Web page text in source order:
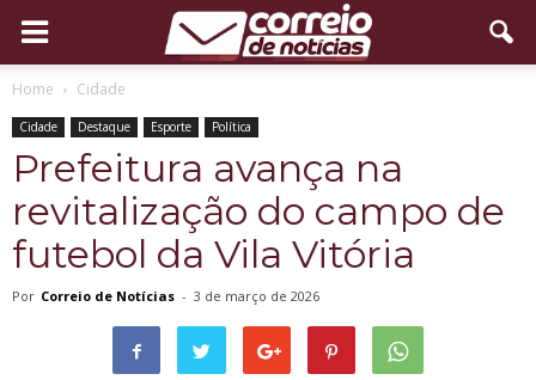
Home Cidade
Cidade Destaque Esporte Política
Prefeitura avança na
revitalização do campo de
futebol da Vila Vitória
Por Correio de Notícias - 3 de março de 2026